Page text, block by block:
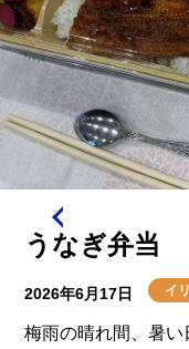
うなぎ弁当
2026年6月17日 イ
梅雨の晴れ間、暑